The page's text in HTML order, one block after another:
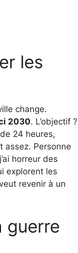
les
change.
2030. L’objectif ?
24 heures,
assez. Personne
horreur des
explorent les
revenir à un
guerre